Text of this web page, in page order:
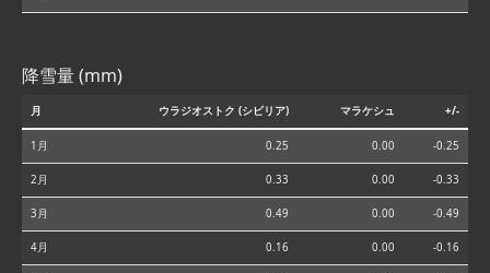
降雪量 (mm)
月 ウラジオストク (シビリア) マラケシュ +/-
1月 0.25 0.00 -0.25
2月 0.33 0.00 -0.33
3月 0.49 0.00 -0.49
4月 0.16 0.00 -0.16